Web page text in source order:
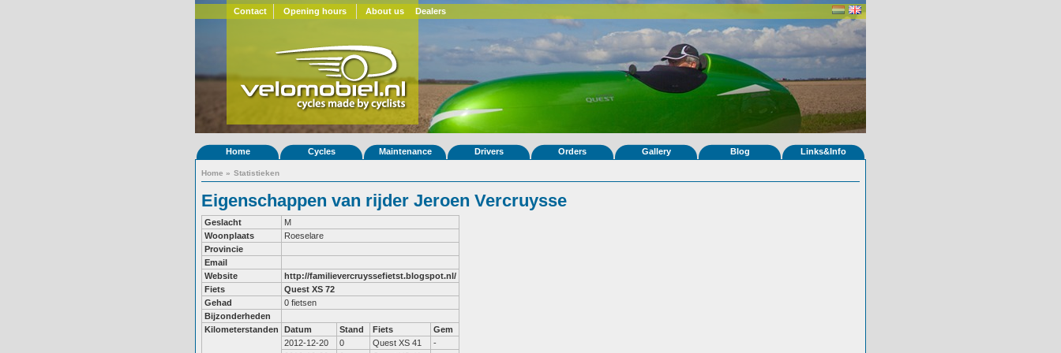
Contact Opening hours About us Dealers
Home Cycles Maintenance Drivers Orders Gallery Blog Links&Info
Home » Statistieken
Eigenschappen van rijder Jeroen Vercruysse
Geslacht
M
Woonplaats
Roeselare
Provincie
Email
Website
http://familievercruyssefietst.blogspot.nl/
Fiets
Quest XS 72
Gehad
0 fietsen
Bijzonderheden
Kilometerstanden
Datum Stand Fiets
Gem
2012-12-20
0 Quest XS 41
-